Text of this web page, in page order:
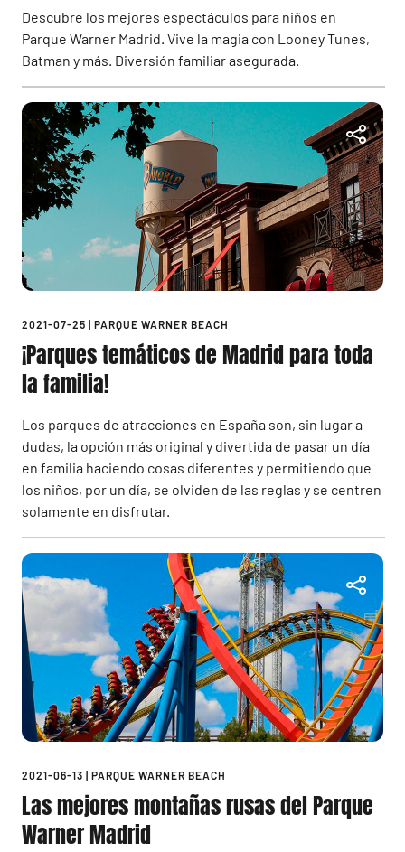
Descubre los mejores espectáculos para niños en
Parque Warner Madrid. Vive la magia con Looney Tunes,
Batman y más. Diversión familiar asegurada.
2021-07-25 PARQUE WARNER BEACH
¡Parques temáticos de Madrid para toda
la familia!
Los parques de atracciones en España son, sin lugar a
dudas, la opción más original y divertida de pasar un día
en familia haciendo cosas diferentes y permitiendo que
los niños, por un día, se olviden de las reglas y se centren
solamente en disfrutar.
2021-06-13 PARQUE WARNER BEACH
Las mejores montañas rusas del Parque
Warner Madrid